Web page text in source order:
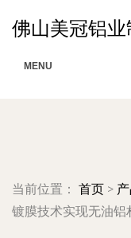
佛山美冠铝业
MENU
当前位置： 首页 >
镀膜技术实现无油铝